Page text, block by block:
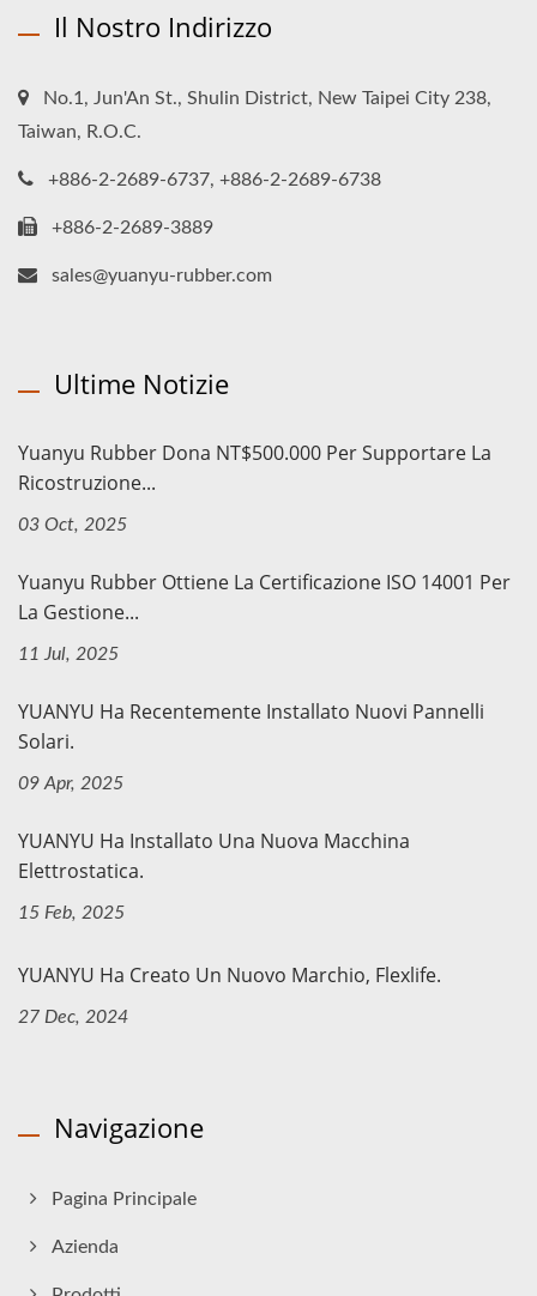
Il Nostro Indirizzo
No.1, Jun'An St., Shulin District, New Taipei City 238,
Taiwan, R.O.C.
+886-2-2689-6737, +886-2-2689-6738
+886-2-2689-3889
sales@yuanyu-rubber.com
Ultime Notizie
Yuanyu Rubber Dona NT$500.000 Per Supportare La
Ricostruzione...
03 Oct, 2025
Yuanyu Rubber Ottiene La Certificazione ISO 14001 Per
La Gestione...
11 Jul, 2025
YUANYU Ha Recentemente Installato Nuovi Pannelli
Solari.
09 Apr, 2025
YUANYU Ha Installato Una Nuova Macchina
Elettrostatica.
15 Feb, 2025
YUANYU Ha Creato Un Nuovo Marchio, Flexlife.
27 Dec, 2024
Navigazione
Pagina Principale
Azienda